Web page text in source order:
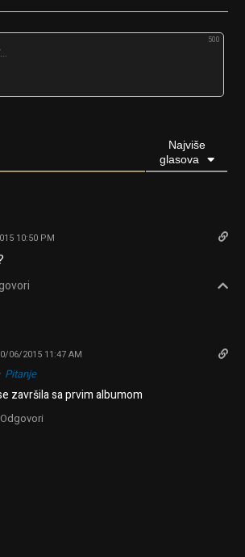
500
Najviše
glasova
10:50 PM
06/2015 11:47 AM
Pitanje
završila sa prvim albumom
Odgovori